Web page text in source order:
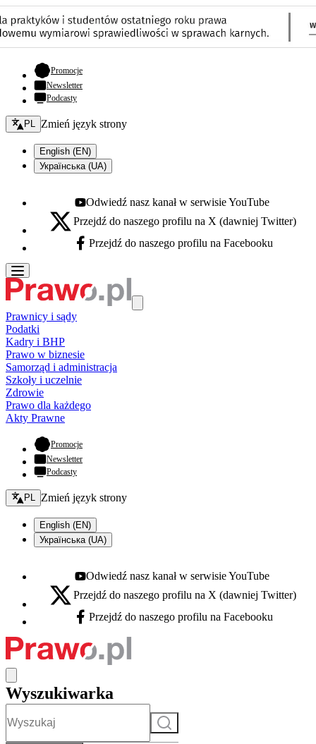
Promocje- otwiera się w nowej karcie
Newsletter
Podcasty
Zmień język - bieżący:
PL Zmień język strony
English (EN)
Українська (UA)
Youtube - otwiera się w nowej karcie
Odwiedź nasz kanał w serwisie YouTube
X - otwiera się w nowej karcie
Przejdź do naszego profilu na X (dawniej Twitter)
Facebook - otwiera się w nowej karcie
Przejdź do naszego profilu na Facebooku
Prawnicy i sądy
Podatki
Kadry i BHP
Prawo w biznesie
Samorząd i administracja
Szkoły i uczelnie
Zdrowie
Prawo dla każdego
Akty Prawne
Promocje- otwiera się w nowej karcie
Newsletter
Podcasty
Zmień język - bieżący:
PL Zmień język strony
English (EN)
Українська (UA)
Youtube - otwiera się w nowej karcie
Odwiedź nasz kanał w serwisie YouTube
X - otwiera się w nowej karcie
Przejdź do naszego profilu na X (dawniej Twitter)
Facebook - otwiera się w nowej karcie
Przejdź do naszego profilu na Facebooku
Wyszukiwarka
Szukaj